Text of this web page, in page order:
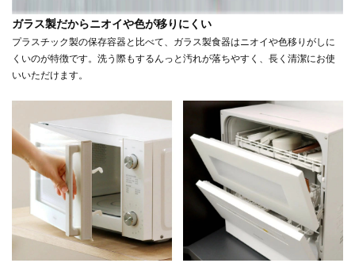
ガラス製だからニオイや色が移りにくい
プラスチック製の保存容器と比べて、ガラス製食器はニオイや色移りがしに
くいのが特徴です。洗う際もするんっと汚れが落ちやすく、長く清潔にお使
いいただけます。